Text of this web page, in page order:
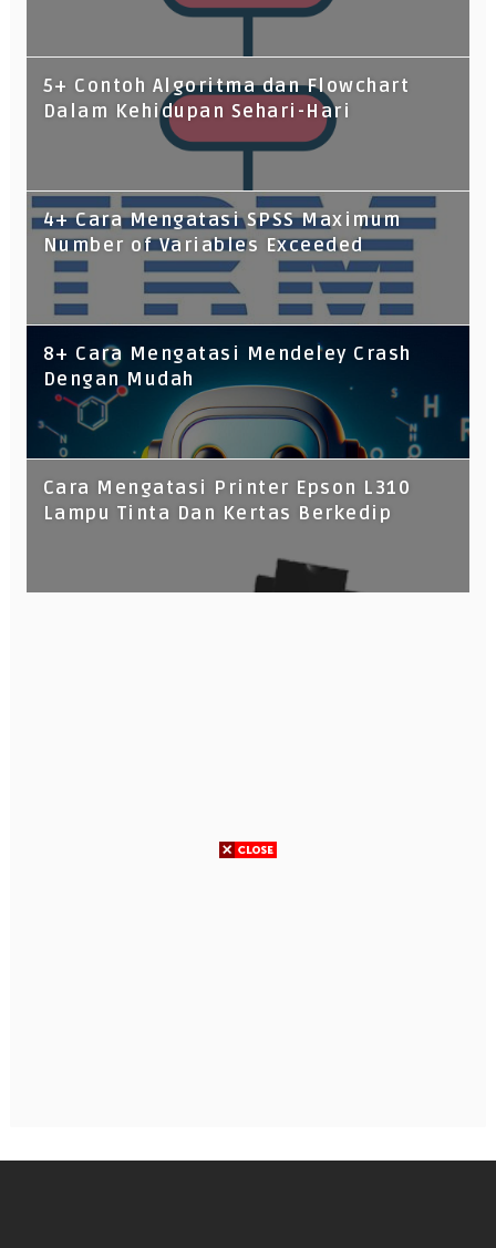
5+ Contoh Algoritma dan Flowchart
Dalam Kehidupan Sehari-Hari
4+ Cara Mengatasi SPSS Maximum
Number of Variables Exceeded
8+ Cara Mengatasi Mendeley Crash
Dengan Mudah
Cara Mengatasi Printer Epson L310
Lampu Tinta Dan Kertas Berkedip